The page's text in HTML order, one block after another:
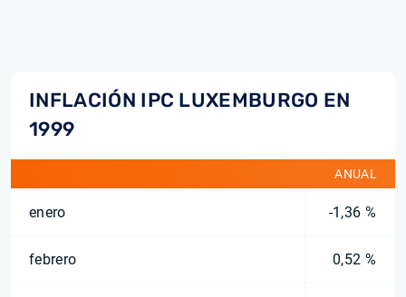
INFLACIÓN IPC LUXEMBURGO EN
1999
ANUAL
enero -1,36 %
febrero 0,52 %